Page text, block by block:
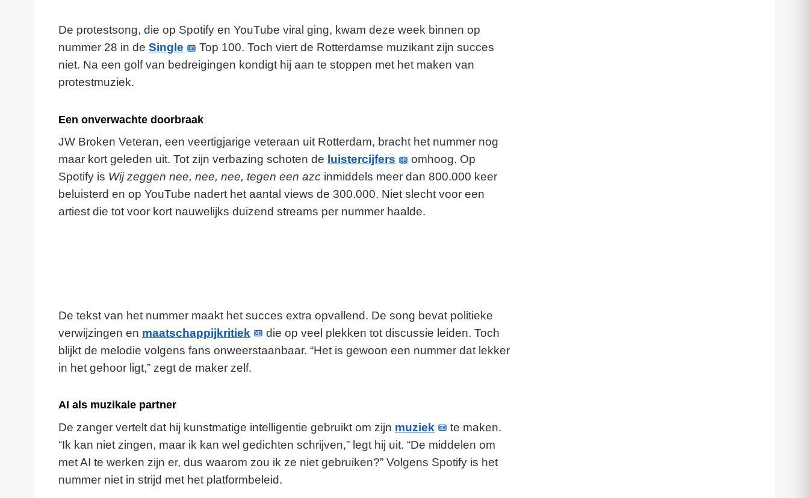
De protestsong, die op Spotify en YouTube viral ging, kwam deze week binnen op
nummer 28 in de Single
Top 100. Toch viert de Rotterdamse muzikant zijn succes
niet. Na een golf van bedreigingen kondigt hij aan te stoppen met het maken van
protestmuziek.
Een onverwachte doorbraak
JW Broken Veteran, een veertigjarige veteraan uit Rotterdam, bracht het nummer nog
maar kort geleden uit. Tot zijn verbazing schoten de luistercijfers
omhoog. Op
Spotify is Wij zeggen nee, nee, nee, tegen een azc inmiddels meer dan 800.000 keer
beluisterd en op YouTube nadert het aantal views de 300.000. Niet slecht voor een
artiest die tot voor kort nauwelijks duizend streams per nummer haalde.
De tekst van het nummer maakt het succes extra opvallend. De song bevat politieke
verwijzingen en maatschappijkritiek
die op veel plekken tot discussie leiden. Toch
blijkt de melodie volgens fans onweerstaanbaar. “Het is gewoon een nummer dat lekker
in het gehoor ligt,” zegt de maker zelf.
AI als muzikale partner
De zanger vertelt dat hij kunstmatige intelligentie gebruikt om zijn muziek
te maken.
“Ik kan niet zingen, maar ik kan wel gedichten schrijven,” legt hij uit. “De middelen om
met AI te werken zijn er, dus waarom zou ik ze niet gebruiken?” Volgens Spotify is het
nummer niet in strijd met het platformbeleid.